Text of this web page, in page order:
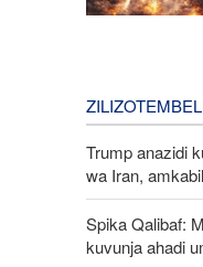
Trump anazidi
wa Iran,
Spika Qalibaf:
kuvunja ahadi